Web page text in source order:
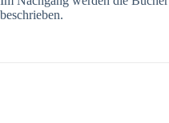
beschrieben.